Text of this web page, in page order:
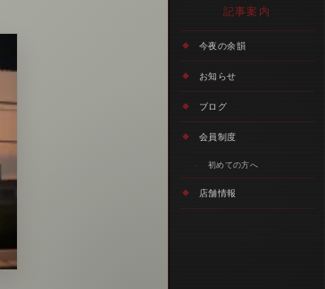
記事案内
今夜の余韻
お知らせ
ブログ
会員制度
初めての方へ
店舗情報